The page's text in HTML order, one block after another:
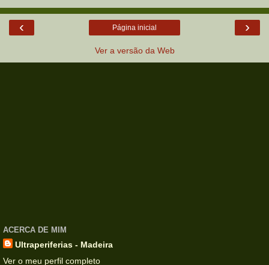
‹ ›
Página inicial
Ver a versão da Web
ACERCA DE MIM
Ultraperiferias - Madeira
Ver o meu perfil completo